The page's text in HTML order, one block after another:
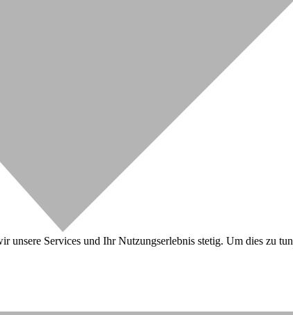
unsere Services und Ihr Nutzungserlebnis stetig. Um dies zu